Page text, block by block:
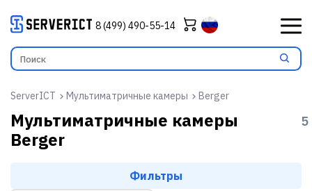
8 (499) 490-55-14
ServerICT Мультиматричные камеры Berger
Мультиматричные камеры
Berger
5
Фильтры